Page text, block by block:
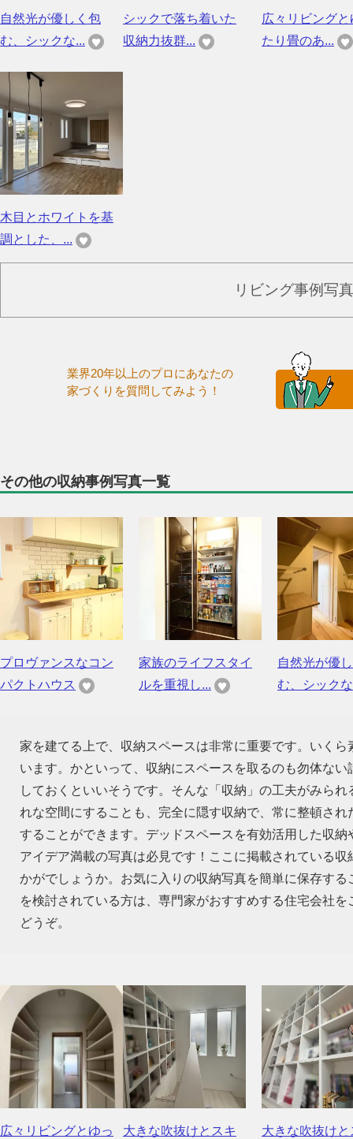
自然光が優しく包
む、シックな...
シックで落ち着いた
収納力抜群...
広々リビングと
たり畳のあ...
木目とホワイトを基
調とした、...
リビング事例写
業界20年以上のプロにあなたの
家づくりを質問してみよう！
その他の収納事例写真一覧
プロヴァンスなコン
パクトハウス
家族のライフスタイ
ルを重視し...
自然光が優
む、シック
家を建てる上で、収納スペースは非常に重要です。いく
います。かといって、収納にスペースを取るのも勿体な
しておくといいそうです。そんな「収納」の工夫がみら
れな空間にすることも、完全に隠す収納で、常に整頓さ
することができます。デッドスペースを有効活用した収
アイデア満載の写真は必見です！ここに掲載されている
かがでしょうか。お気に入りの収納写真を簡単に保存す
を検討されている方は、専門家がおすすめする住宅会社
どうぞ。
広々リビングとゆっ
大きな吹抜けとスキ
大きな吹抜けと